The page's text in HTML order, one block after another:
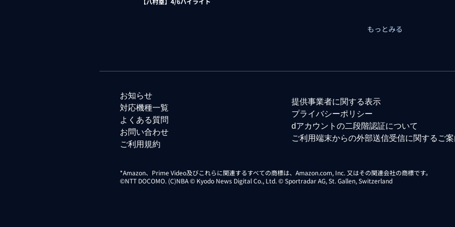
もっとみる
お知らせ
対応機種一覧
よくある質問
お問い合わせ
ご利用規約
提供事業者に関する表示
プライバシーポリシー
dアカウントの二段階認証について
ご利用端末からの外部送信受信に関するご
*Amazon、Prime Video及びこれらに関連するすべての商標は、Amazon.com, Inc. 又はその関連会社の商標です。
©NTT DOCOMO. (C)NBA © Kyodo News Digital Co., Ltd. © Sportradar AG, St. Gallen, Switzerland